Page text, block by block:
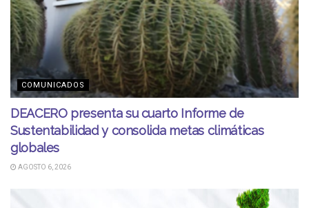
COMUNICADOS
DEACERO presenta su cuarto Informe de
Sustentabilidad y consolida metas climáticas
globales
AGOSTO 6, 2026